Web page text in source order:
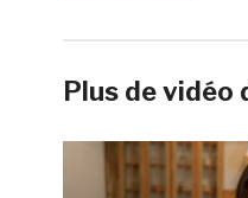
Plus de vidéo